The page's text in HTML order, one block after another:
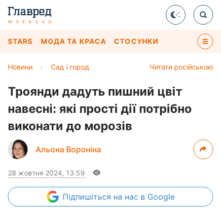
STARS МОДА ТА КРАСА СТОСУНКИ
Читати російською
Новини › Сад і город
Троянди дадуть пишний цвіт
навесні: які прості дії потрібно
виконати до морозів
Альона Вороніна
28 жовтня 2024, 13:59
Підпишіться на нас в Google